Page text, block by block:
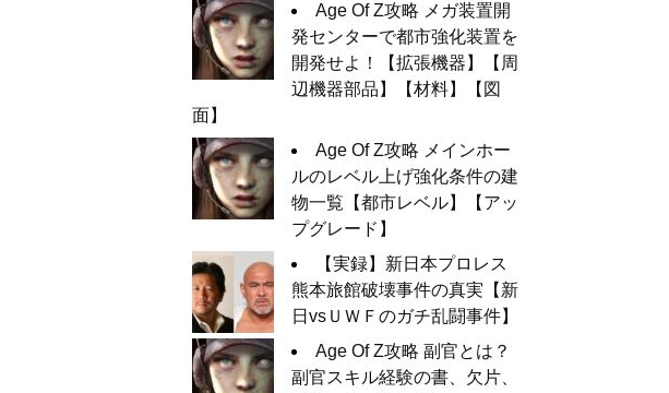
Age Of Z攻略 メガ装置開
発センターで都市強化装置を
開発せよ！【拡張機器】【周
辺機器部品】【材料】【図
面】
Age Of Z攻略 メインホー
ルのレベル上げ強化条件の建
物一覧【都市レベル】【アッ
プグレード】
【実録】新日本プロレス
熊本旅館破壊事件の真実【新
日vsＵＷＦのガチ乱闘事件】
Age Of Z攻略 副官とは？
副官スキル経験の書、欠片、